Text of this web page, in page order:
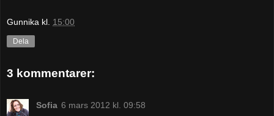
Gunnika kl. 15:00
Dela
3 kommentarer:
Sofia 6 mars 2012 kl. 09:58